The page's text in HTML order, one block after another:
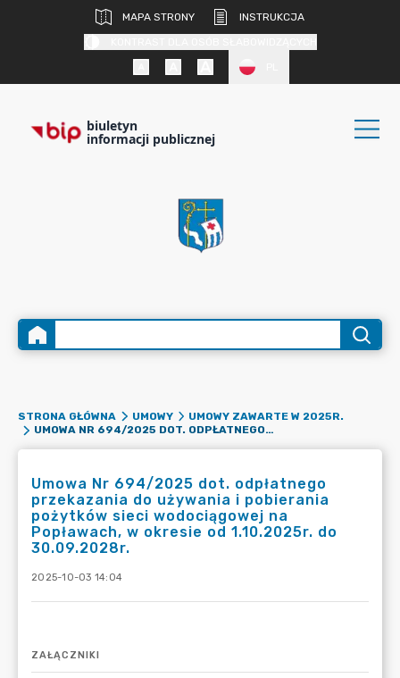
MAPA STRONY
INSTRUKCJA
biuletyn
informacji publicznej
STRONA GŁÓWNA UMOWY
UMOWY ZAWARTE W 2025R.
UMOWA NR 694/2025 DOT. ODPŁATNEGO PRZEKAZANIA DO UŻYWANIA I POBIERANIA POŻYTKÓW SIECI WODOCIĄGOWEJ NA POPŁAWACH, W OKRESIE OD 1.10.2025R. DO 30.09.2028R.
Umowa Nr 694/2025 dot. odpłatnego
przekazania do używania i pobierania
pożytków sieci wodociągowej na
Popławach, w okresie od 1.10.2025r. do
30.09.2028r.
2025-10-03 14:04
ZAŁĄCZNIKI